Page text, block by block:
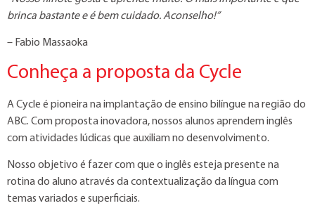
brinca bastante e é bem cuidado. Aconselho!”
– Fabio Massaoka
Conheça a proposta da Cycle
A Cycle é pioneira na implantação de ensino bilíngue na região do
ABC. Com proposta inovadora, nossos alunos aprendem inglês
com atividades lúdicas que auxiliam no desenvolvimento.
Nosso objetivo é fazer com que o inglês esteja presente na
rotina do aluno através da contextualização da língua com
temas variados e superficiais.